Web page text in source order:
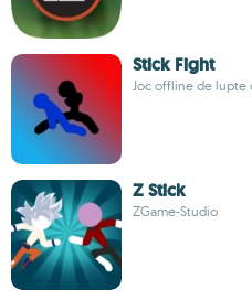
Stick Fight
Joc offline de lupte
Z Stick
ZGame-Studio